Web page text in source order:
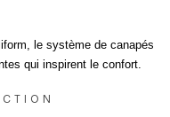
le système de canapés
qui inspirent le confort.